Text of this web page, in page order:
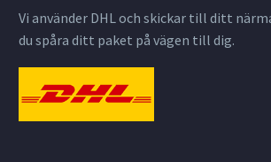
Vi använder DHL och skickar till ditt
du spåra ditt paket på vägen till dig.